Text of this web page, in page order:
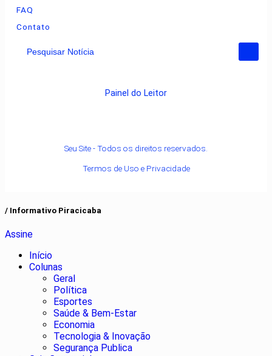
FAQ
Contato
Pesquisar Notícia
Painel do Leitor
Seu Site - Todos os direitos reservados.
Termos de Uso e Privacidade
/ Informativo Piracicaba
Assine
Início
Colunas
Geral
Política
Esportes
Saúde & Bem-Estar
Economia
Tecnologia & Inovação
Segurança Publica